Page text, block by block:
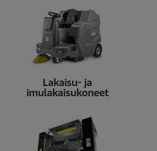
Lakaisu- ja
imulakaisukoneet